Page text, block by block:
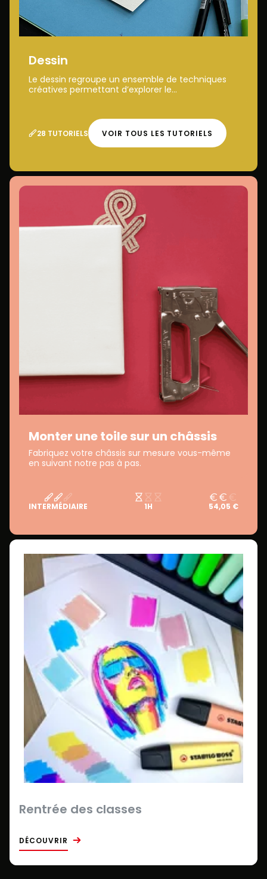
Dessin
Le dessin regroupe un ensemble de techniques
créatives permettant d’explorer le...
28 TUTORIELS VOIR TOUS LES TUTORIELS
Monter une toile sur un châssis
Fabriquez votre châssis sur mesure vous-même
en suivant notre pas à pas.
INTERMÉDIAIRE 1H 54,05 €
Rentrée des classes
DÉCOUVRIR